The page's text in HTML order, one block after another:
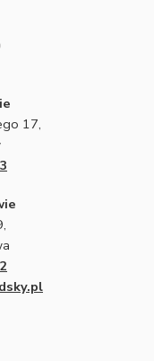
17,